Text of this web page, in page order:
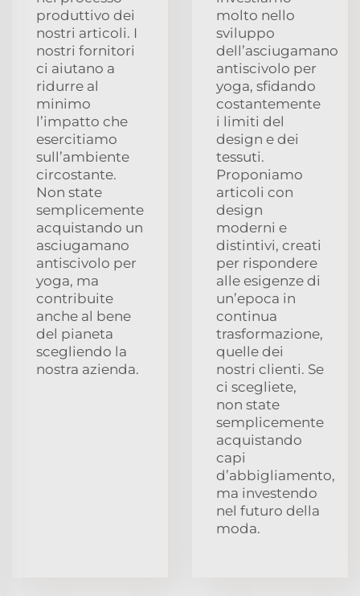
produttivo dei
nostri articoli. I
nostri fornitori
ci aiutano a
ridurre al
minimo
l’impatto che
esercitiamo
sull’ambiente
circostante.
Non state
semplicemente
acquistando un
asciugamano
antiscivolo per
yoga, ma
contribuite
anche al bene
del pianeta
scegliendo la
nostra azienda.
molto nello
sviluppo
dell’asciugamano
antiscivolo per
yoga, sfidando
costantemente
i limiti del
design e dei
tessuti.
Proponiamo
articoli con
design
moderni e
distintivi, creati
per rispondere
alle esigenze di
un’epoca in
continua
trasformazione,
quelle dei
nostri clienti. Se
ci scegliete,
non state
semplicemente
acquistando
capi
d’abbigliamento,
ma investendo
nel futuro della
moda.